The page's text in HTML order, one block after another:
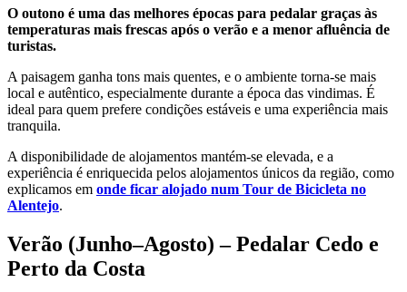
O outono é uma das melhores épocas para pedalar graças às
temperaturas mais frescas após o verão e a menor afluência de
turistas.
A paisagem ganha tons mais quentes, e o ambiente torna-se mais
local e autêntico, especialmente durante a época das vindimas. É
ideal para quem prefere condições estáveis e uma experiência mais
tranquila.
A disponibilidade de alojamentos mantém-se elevada, e a
experiência é enriquecida pelos alojamentos únicos da região, como
explicamos em onde ficar alojado num Tour de Bicicleta no
Alentejo.
Verão (Junho–Agosto) – Pedalar Cedo e
Perto da Costa